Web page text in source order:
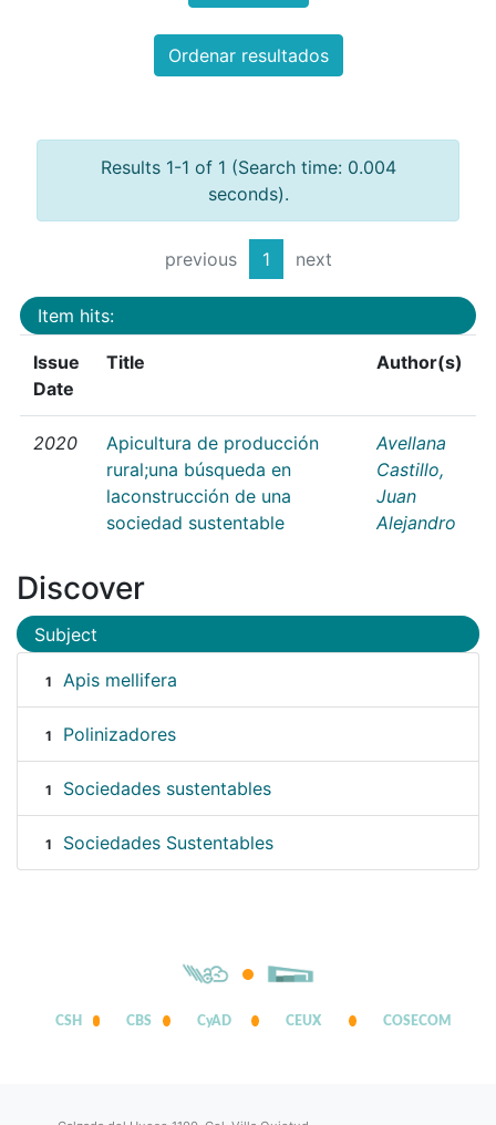
Ordenar resultados
Results 1-1 of 1 (Search time: 0.004
seconds).
previous 1 next
Item hits:
Issue
Date
Title Author(s)
2020
Apicultura de producción
rural;una búsqueda en
laconstrucción de una
sociedad sustentable
Avellana
Castillo,
Juan
Alejandro
Discover
Subject
1 Apis mellifera
1 Polinizadores
1 Sociedades sustentables
1 Sociedades Sustentables
CSH CBS CyAD CEUX COSECOM